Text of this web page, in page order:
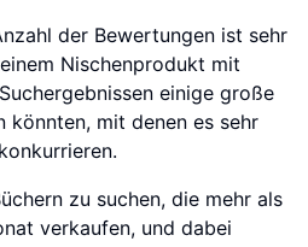
der Bewertungen ist sehr
Nischenprodukt mit
einige große
könnten, mit denen es sehr
zu suchen, die mehr als
verkaufen, und dabei